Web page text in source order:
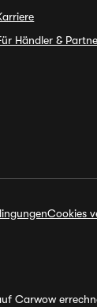
Händler &
Cookies
Carwow